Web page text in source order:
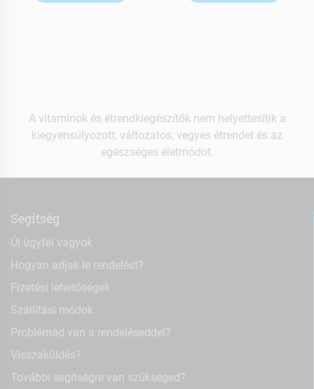
A vitaminok és étrendkiegészítők nem helyettesítik a
kiegyensúlyozott, változatos, vegyes étrendet és az
egészséges életmódot.
Segítség
Új ügyfél vagyok
Hogyan adjak le rendelést?
Fizetési lehetőségek
Szállítási módok
Problémád van a rendeléseddel?
Visszaküldés?
További segítségre van szükséged?